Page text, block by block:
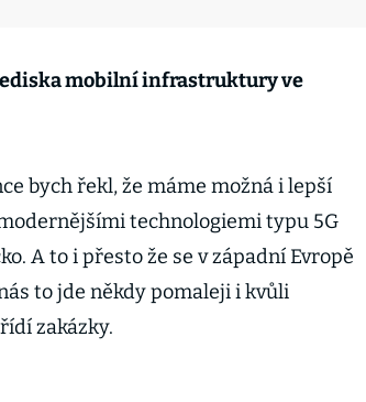
mobilní infrastruktury ve
bych řekl, že máme možná i lepší
technologiemi typu 5G
A to i přesto že se v západní Evropě
to jde někdy pomaleji i kvůli
zakázky.